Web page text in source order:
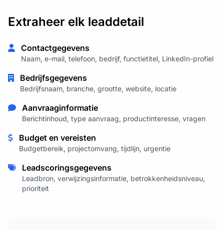
Extraheer elk leaddetail
Contactgegevens
Naam, e-mail, telefoon, bedrijf, functietitel, LinkedIn-profiel
Bedrijfsgegevens
Bedrijfsnaam, branche, grootte, website, locatie
Aanvraaginformatie
Berichtinhoud, type aanvraag, productinteresse, vragen
Budget en vereisten
Budgetbereik, projectomvang, tijdlijn, urgentie
Leadscoringsgegevens
Leadbron, verwijzingsinformatie, betrokkenheidsniveau,
prioriteit